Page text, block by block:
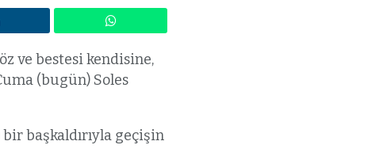
ve bestesi kendisine,
(bugün) Soles
bir başkaldırıyla geçişin